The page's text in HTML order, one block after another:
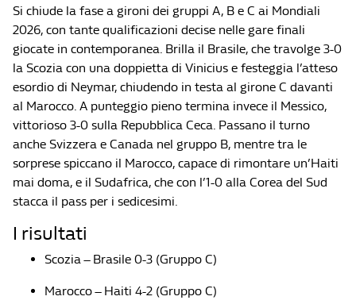
Si chiude la fase a gironi dei gruppi A, B e C ai Mondiali
2026, con tante qualificazioni decise nelle gare finali
giocate in contemporanea. Brilla il Brasile, che travolge 3-0
la Scozia con una doppietta di Vinicius e festeggia l’atteso
esordio di Neymar, chiudendo in testa al girone C davanti
al Marocco. A punteggio pieno termina invece il Messico,
vittorioso 3-0 sulla Repubblica Ceca. Passano il turno
anche Svizzera e Canada nel gruppo B, mentre tra le
sorprese spiccano il Marocco, capace di rimontare un’Haiti
mai doma, e il Sudafrica, che con l’1-0 alla Corea del Sud
stacca il pass per i sedicesimi.
I risultati
Scozia – Brasile 0-3 (Gruppo C)
Marocco – Haiti 4-2 (Gruppo C)